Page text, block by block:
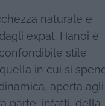
naturale e
expat. Hanoi è
stile
in cui si
aperta agli
parte, infatti, della